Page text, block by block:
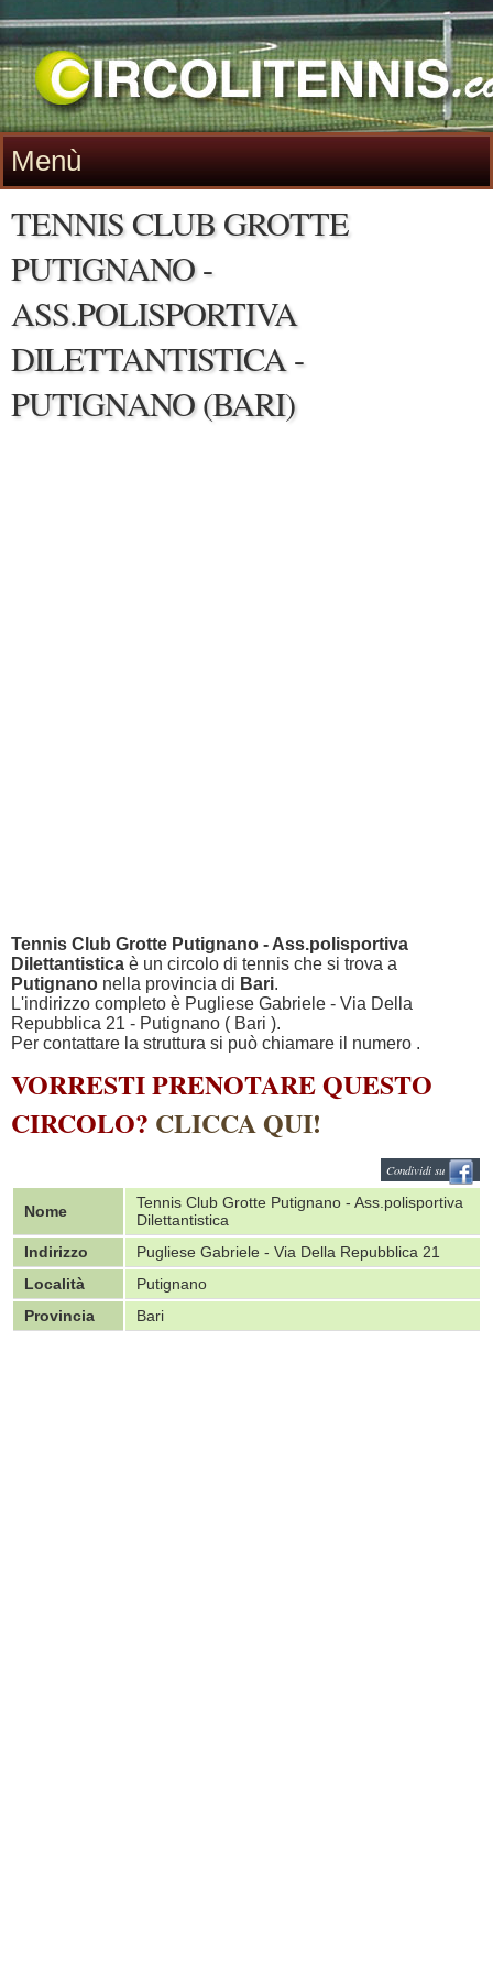
Menù
TENNIS CLUB GROTTE
PUTIGNANO -
ASS.POLISPORTIVA
DILETTANTISTICA -
PUTIGNANO (BARI)
Tennis Club Grotte Putignano - Ass.polisportiva
Dilettantistica è un circolo di tennis che si trova a
Putignano nella provincia di Bari.
L'indirizzo completo è Pugliese Gabriele - Via Della
Repubblica 21 - Putignano ( Bari ).
Per contattare la struttura si può chiamare il numero .
VORRESTI PRENOTARE QUESTO
CIRCOLO? CLICCA QUI!
Condividi su
Nome
Tennis Club Grotte Putignano - Ass.polisportiva
Dilettantistica
Indirizzo
Pugliese Gabriele - Via Della Repubblica 21
Località
Putignano
Provincia
Bari